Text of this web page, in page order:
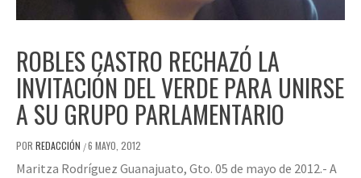
ROBLES CASTRO RECHAZÓ LA
INVITACIÓN DEL VERDE PARA UNIRSE
A SU GRUPO PARLAMENTARIO
POR REDACCIÓN /6 MAYO, 2012
Maritza Rodríguez Guanajuato, Gto. 05 de mayo de 2012.- A